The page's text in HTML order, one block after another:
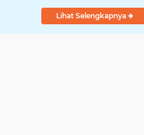
Rakyat Jadi Korban: Di
Mana Negara? KeLihat Selengkapnya